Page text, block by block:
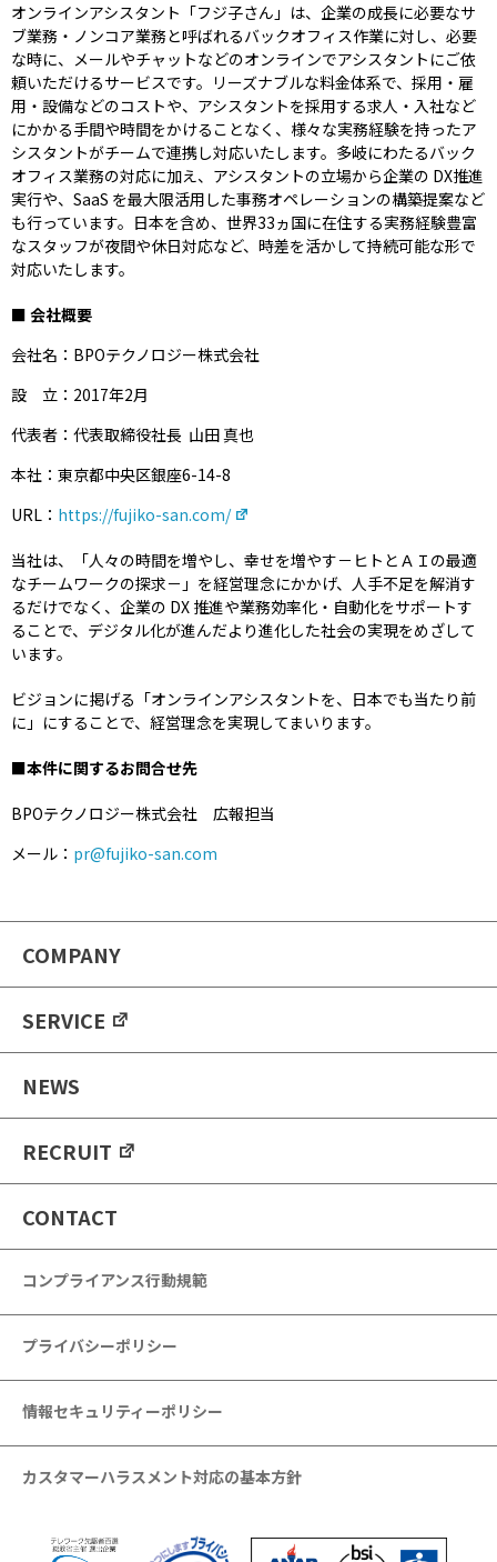
オンラインアシスタント「フジ子さん」は、企業の成長に必要なサ
ブ業務・ノンコア業務と呼ばれるバックオフィス作業に対し、必要
な時に、メールやチャットなどのオンラインでアシスタントにご依
頼いただけるサービスです。リーズナブルな料金体系で、採用・雇
用・設備などのコストや、アシスタントを採用する求人・入社など
にかかる手間や時間をかけることなく、様々な実務経験を持ったア
シスタントがチームで連携し対応いたします。多岐にわたるバック
オフィス業務の対応に加え、アシスタントの立場から企業の DX推進
実行や、SaaS を最大限活用した事務オペレーションの構築提案など
も行っています。日本を含め、世界33ヵ国に在住する実務経験豊富
なスタッフが夜間や休日対応など、時差を活かして持続可能な形で
対応いたします。
■ 会社概要
会社名：BPOテクノロジー株式会社
設 立：2017年2月
代表者：代表取締役社長 山田 真也
本社：東京都中央区銀座6-14-8
URL： https://fujiko-san.com/
当社は、「人々の時間を増やし、幸せを増やす－ヒトとＡＩの最適
なチームワークの探求－」を経営理念にかかげ、人手不足を解消す
るだけでなく、企業の DX 推進や業務効率化・自動化をサポートす
ることで、デジタル化が進んだより進化した社会の実現をめざして
います。
ビジョンに掲げる「オンラインアシスタントを、日本でも当たり前
に」にすることで、経営理念を実現してまいります。
■本件に関するお問合せ先
BPOテクノロジー株式会社 広報担当
メール： pr@fujiko-san.com
COMPANY
SERVICE
NEWS
RECRUIT
CONTACT
コンプライアンス行動規範
プライバシーポリシー
情報セキュリティーポリシー
カスタマーハラスメント対応の基本方針